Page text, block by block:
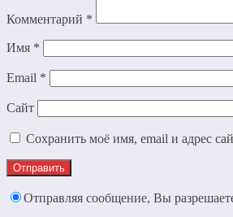
Комментарий *
Имя *
Email *
Сайт
Сохранить моё имя, email и адрес
Отправляя сообщение, Вы